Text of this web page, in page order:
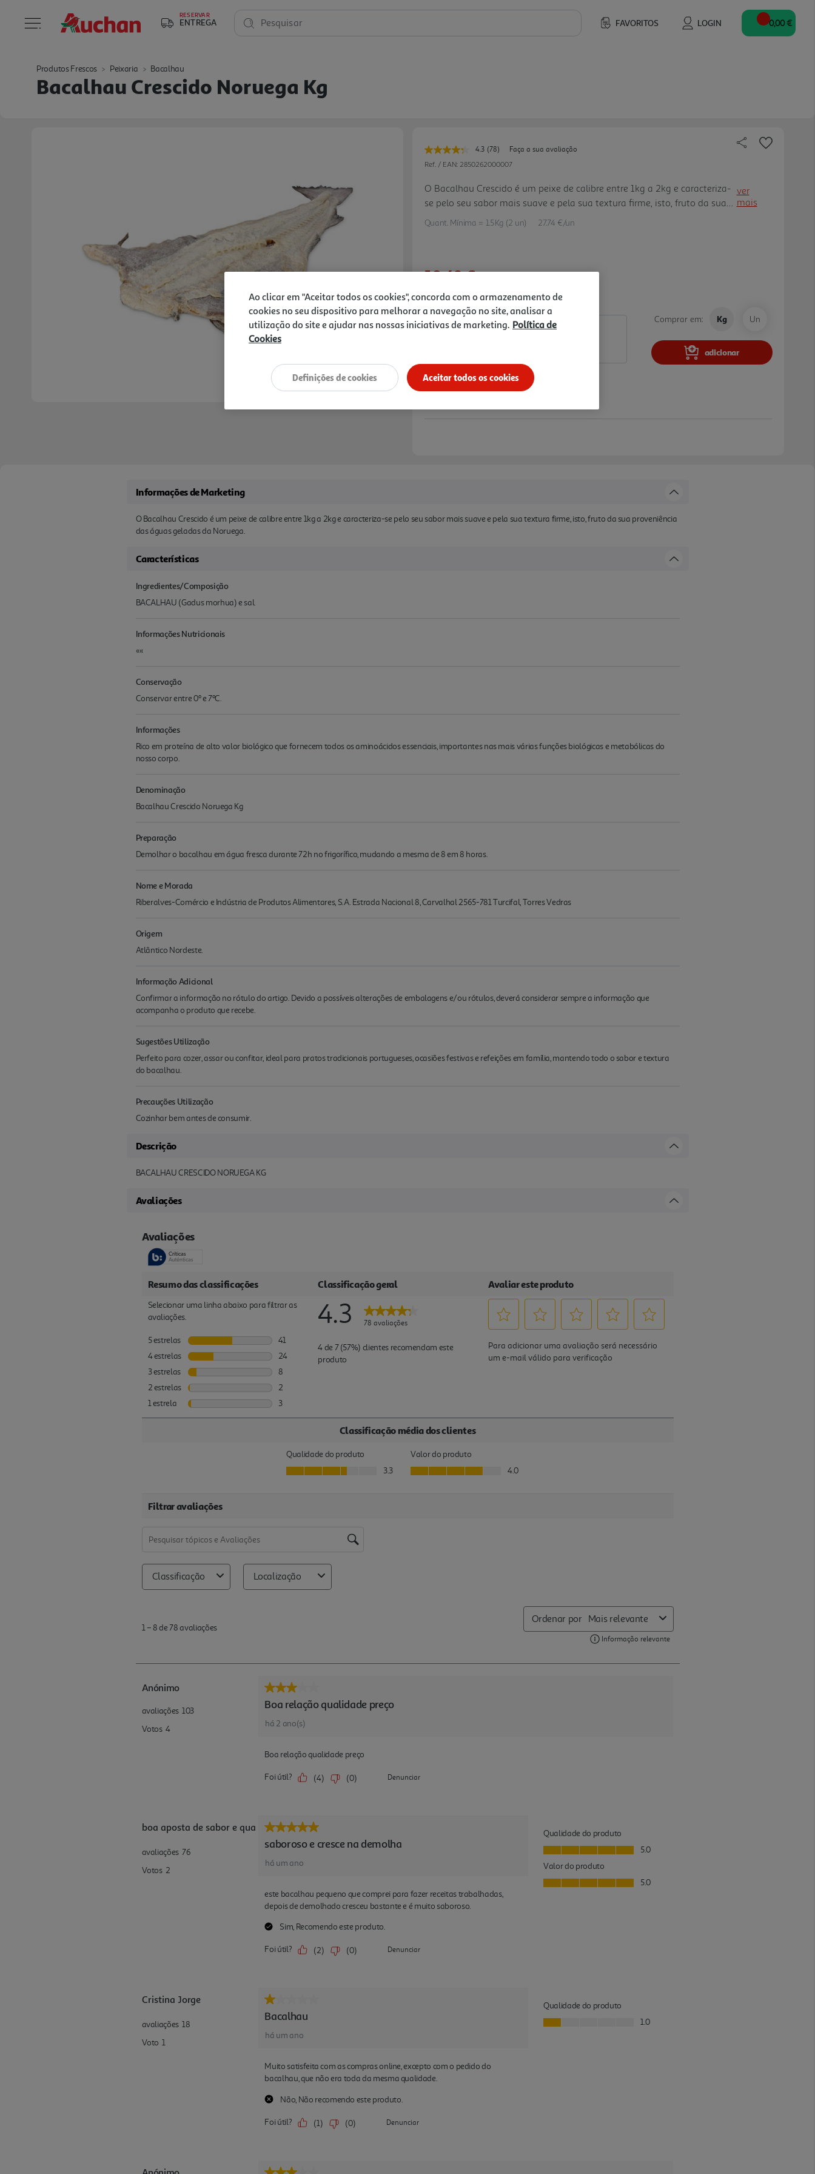
RESERVAR
ENTREGA FAVORITOS LOGIN
Pesquisar 0,00 €
Produtos Frescos Peixaria Bacalhau
Bacalhau Crescido Noruega Kg
4.3 Leu
78
Link
para
a
página.
(78)
Faça a sua avaliação
Ref. / EAN: 2850262000007
O Bacalhau Crescido é um peixe de calibre entre 1kg a 2kg e caracteriza-
se pelo seu sabor mais suave e pela sua textura firme, isto, fruto da sua
proveniência das águas geladas da Noruega.
ver
mais
Quant. Mínima = 1.5Kg (2 un) 27.74 €/un
18,49 €
Notas de preparação
Comprar em:
Kg Un
adicionar
Informações de Marketing
O Bacalhau Crescido é um peixe de calibre entre 1kg a 2kg e caracteriza-se pelo seu sabor mais suave e pela sua textura firme, isto, fruto da sua proveniência
das águas geladas da Noruega.
Características
Ingredientes/Composição
BACALHAU (Gadus morhua) e sal.
Informações Nutricionais
««
Conservação
Conservar entre 0º e 7ºC.
Informações
Rico em proteína de alto valor biológico que fornecem todos os aminoácidos essenciais, importantes nas mais várias funções biológicas e metabólicas do
nosso corpo.
Denominação
Bacalhau Crescido Noruega Kg
Preparação
Demolhar o bacalhau em água fresca durante 72h no frigorífico, mudando a mesma de 8 em 8 horas.
Nome e Morada
Riberalves-Comércio e Indústria de Produtos Alimentares, S.A. Estrada Nacional 8, Carvalhal 2565-781 Turcifal, Torres Vedras
Origem
Atlântico Nordeste.
Informação Adicional
Confirmar a informação no rótulo do artigo. Devido a possíveis alterações de embalagens e/ou rótulos, deverá considerar sempre a informação que
acompanha o produto que recebe.
Sugestões Utilização
Perfeito para cozer, assar ou confitar, ideal para pratos tradicionais portugueses, ocasiões festivas e refeições em família, mantendo todo o sabor e textura
do bacalhau.
Precauções Utilização
Cozinhar bem antes de consumir.
Descrição
BACALHAU CRESCIDO NORUEGA KG
Avaliações
Ao clicar em "Aceitar todos os cookies", concorda com o armazenamento de
cookies no seu dispositivo para melhorar a navegação no site, analisar a
utilização do site e ajudar nas nossas iniciativas de marketing. Política de
Cookies
Aceitar todos os cookies
Definições de cookies